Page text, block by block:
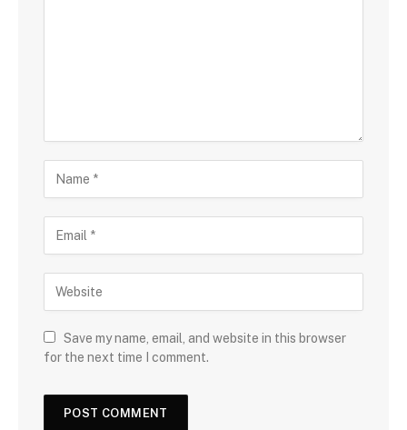
Save my name, email, and website in this browser
for the next time I comment.